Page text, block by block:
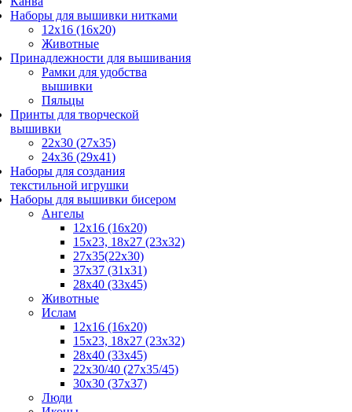
Наборы для вышивки нитками
12x16 (16x20)
Животные
Принадлежности для вышивания
Рамки для удобства
вышивки
Пяльцы
Принты для творческой
вышивки
22х30 (27х35)
24х36 (29х41)
Наборы для создания
текстильной игрушки
Наборы для вышивки бисером
Ангелы
12х16 (16х20)
15x23, 18х27 (23х32)
27x35(22x30)
37x37 (31x31)
28х40 (33х45)
Животные
Ислам
12x16 (16х20)
15x23, 18х27 (23х32)
28x40 (33x45)
22х30/40 (27х35/45)
30x30 (37x37)
Люди